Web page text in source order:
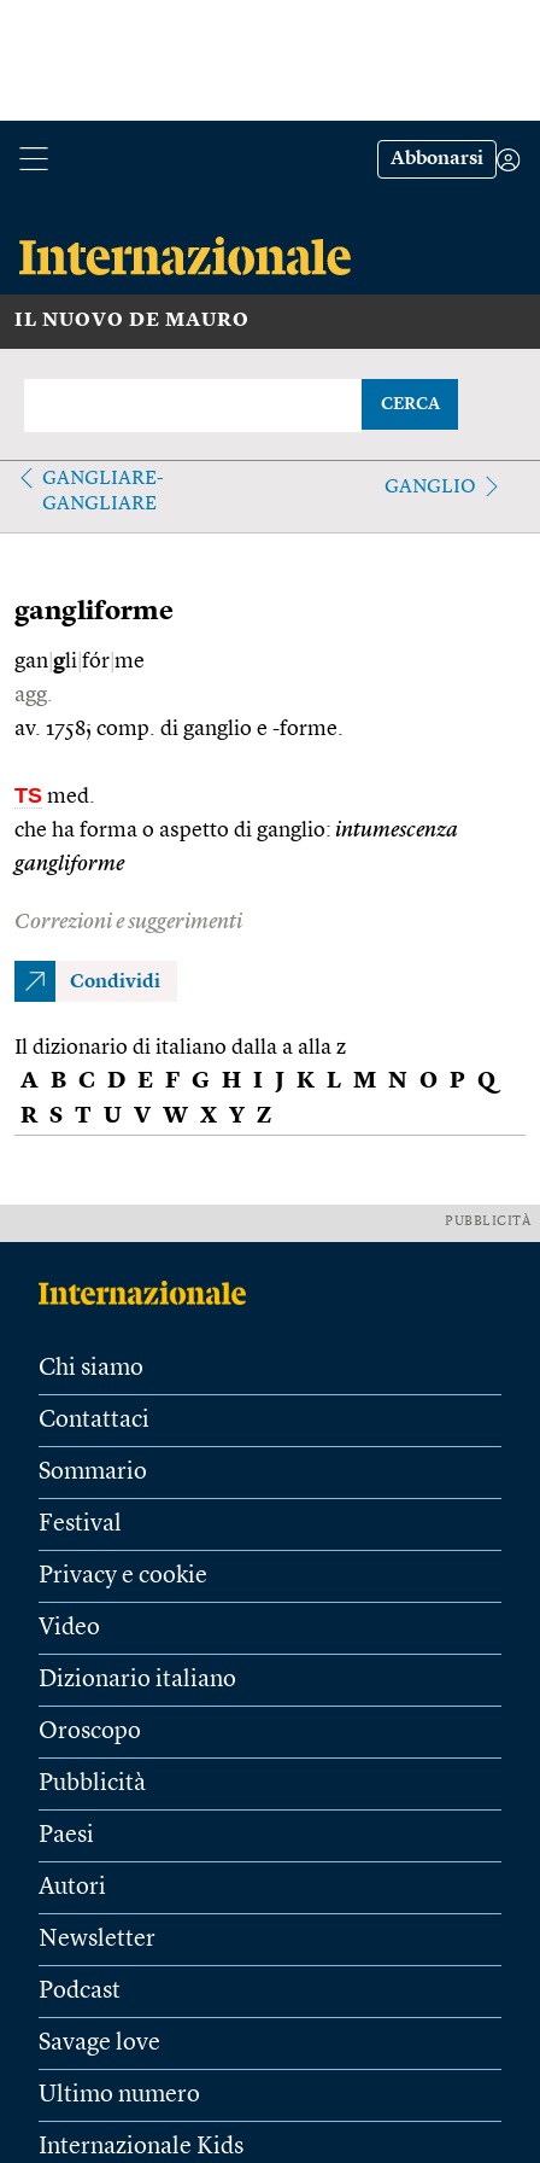
Abbonarsi
IL NUOVO DE MAURO
CERCA
GANGLIARE-
GANGLIARE
GANGLIO
gangliforme
gan gli fór me
agg.
av. 1758; comp. di ganglio e -forme.
TS med.
che ha forma o aspetto di ganglio: intumescenza
gangliforme
Correzioni e suggerimenti
Condividi
Il dizionario di italiano dalla a alla z
A B C D E F G H I J K L M N O P Q
R S T U V W X Y Z
PUBBLICITÀ
Chi siamo
Contattaci
Sommario
Festival
Privacy e cookie
Video
Dizionario italiano
Oroscopo
Pubblicità
Paesi
Autori
Newsletter
Podcast
Savage love
Ultimo numero
Internazionale Kids